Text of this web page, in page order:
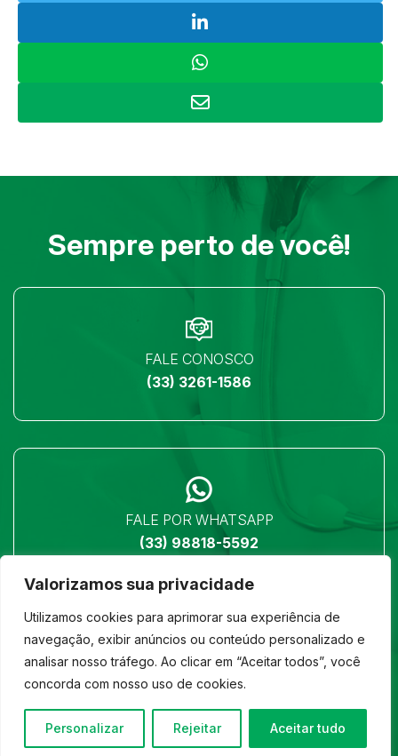
Valorizamos sua privacidade
Utilizamos cookies para aprimorar sua experiência de
navegação, exibir anúncios ou conteúdo personalizado e
analisar nosso tráfego. Ao clicar em “Aceitar todos”, você
concorda com nosso uso de cookies.
Personalizar Rejeitar Aceitar tudo
Sempre perto de você!
FALE CONOSCO
(33) 3261-1586
FALE POR WHATSAPP
(33) 98818-5592
LOCALIZAÇÃO